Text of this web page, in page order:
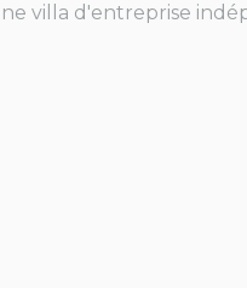
villa d'entreprise